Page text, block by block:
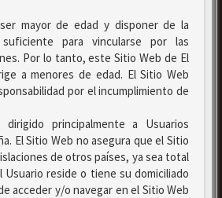
mayor de edad y disponer de la
suficiente para vincularse por las
Por lo tanto, este Sitio Web de El
a menores de edad. El Sitio Web
por el incumplimiento de
principalmente a Usuarios
El Sitio Web no asegura que el Sitio
de otros países, ya sea total
Usuario reside o tiene su domiciliado
acceder y/o navegar en el Sitio Web